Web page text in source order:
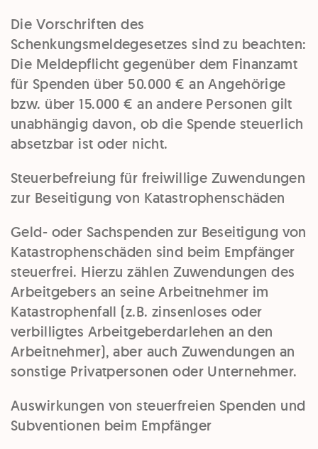
Die Vorschriften des
Schenkungsmeldegesetzes sind zu beachten:
Die Meldepflicht gegenüber dem Finanzamt
für Spenden über 50.000 € an Angehörige
bzw. über 15.000 € an andere Personen gilt
unabhängig davon, ob die Spende steuerlich
absetzbar ist oder nicht.
Steuerbefreiung für freiwillige Zuwendungen
zur Beseitigung von Katastrophenschäden
Geld- oder Sachspenden zur Beseitigung von
Katastrophenschäden sind beim Empfänger
steuerfrei. Hierzu zählen Zuwendungen des
Arbeitgebers an seine Arbeitnehmer im
Katastrophenfall (z.B. zinsenloses oder
verbilligtes Arbeitgeberdarlehen an den
Arbeitnehmer), aber auch Zuwendungen an
sonstige Privatpersonen oder Unternehmer.
Auswirkungen von steuerfreien Spenden und
Subventionen beim Empfänger